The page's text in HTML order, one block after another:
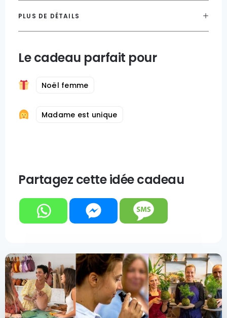
PLUS DE DÉTAILS
Le cadeau parfait pour
Noël femme
Madame est unique
Partagez cette idée cadeau